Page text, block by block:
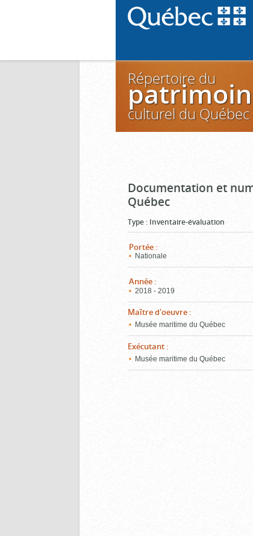
Répertoire du
culturel du Québec
Documentation et
Québec
Type : Inventaire-évaluation
Portée :
Nationale
Année :
2018 - 2019
Maître d'oeuvre :
Musée maritime du Québec
Exécutant :
Musée maritime du Québec